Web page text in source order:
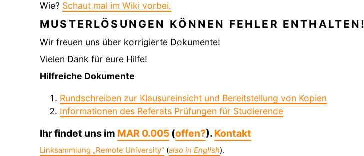
Wie? Schaut mal im Wiki vorbei.
MUSTERLÖSUNGEN KÖNNEN FEHLER ENTHALTEN!
Wir freuen uns über korrigierte Dokumente!
Vielen Dank für eure Hilfe!
Hilfreiche Dokumente
Rundschreiben zur Klausureinsicht und Bereitstellung von Kopien
Informationen des Referats Prüfungen für Studierende
Ihr findet uns im MAR 0.005 (offen?). Kontakt
Linksammlung „Remote University“ (also in English).